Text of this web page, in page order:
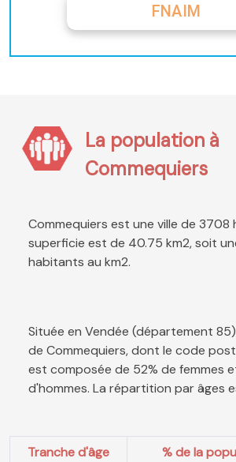
FNAIM
La population à
Commequiers
Commequiers est une ville de 3708
superficie est de 40.75 km2, soit
habitants au km2.
Située en Vendée (département
de Commequiers, dont le code
est composée de 52% de femmes
d'hommes. La répartition par âges
Tranche d'âge
% de la